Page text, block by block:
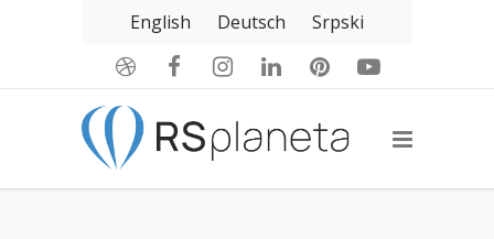
English Deutsch Srpski